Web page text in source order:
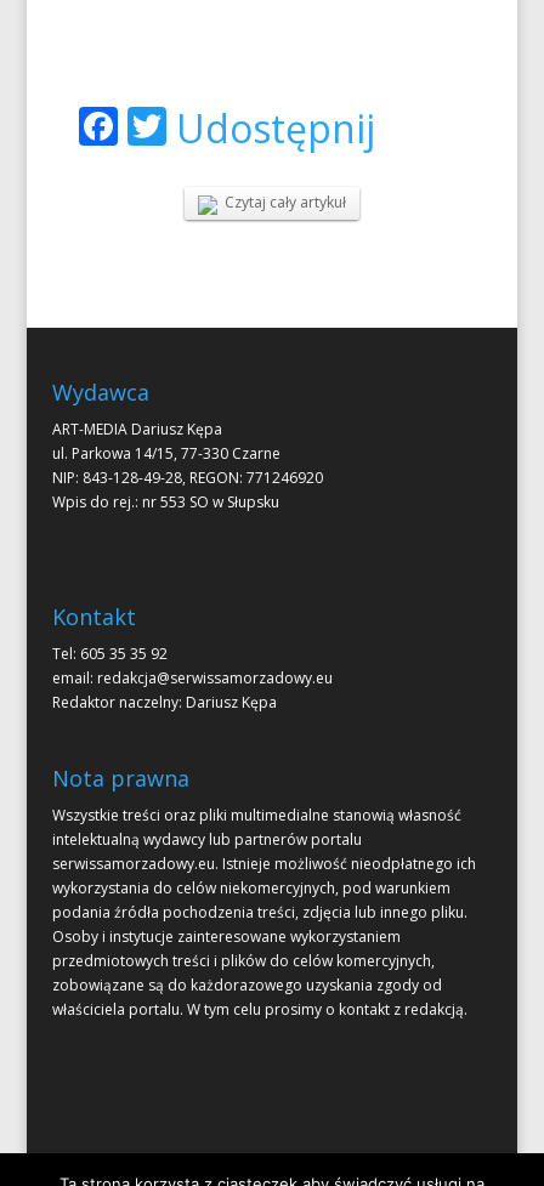
Facebook
Twitter
Udostępnij
Czytaj cały artykuł
Wydawca
ART-MEDIA Dariusz Kępa
ul. Parkowa 14/15, 77-330 Czarne
NIP: 843-128-49-28, REGON: 771246920
Wpis do rej.: nr 553 SO w Słupsku
Kontakt
Tel: 605 35 35 92
email: redakcja@serwissamorzadowy.eu
Redaktor naczelny: Dariusz Kępa
Nota prawna
Wszystkie treści oraz pliki multimedialne stanowią własność
intelektualną wydawcy lub partnerów portalu
serwissamorzadowy.eu. Istnieje możliwość nieodpłatnego ich
wykorzystania do celów niekomercyjnych, pod warunkiem
podania źródła pochodzenia treści, zdjęcia lub innego pliku.
Osoby i instytucje zainteresowane wykorzystaniem
przedmiotowych treści i plików do celów komercyjnych,
zobowiązane są do każdorazowego uzyskania zgody od
właściciela portalu. W tym celu prosimy o kontakt z redakcją.